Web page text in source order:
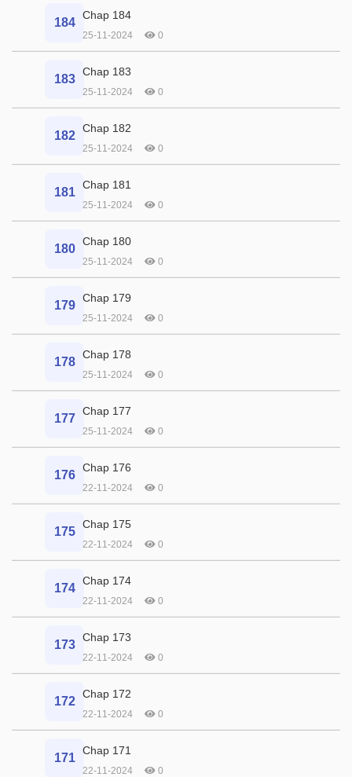
184
Chap 184
25-11-2024 0
183
Chap 183
25-11-2024 0
182
Chap 182
25-11-2024 0
181
Chap 181
25-11-2024 0
180
Chap 180
25-11-2024 0
179
Chap 179
25-11-2024 0
178
Chap 178
25-11-2024 0
177
Chap 177
25-11-2024 0
176
Chap 176
22-11-2024 0
175
Chap 175
22-11-2024 0
174
Chap 174
22-11-2024 0
173
Chap 173
22-11-2024 0
172
Chap 172
22-11-2024 0
171
Chap 171
22-11-2024 0